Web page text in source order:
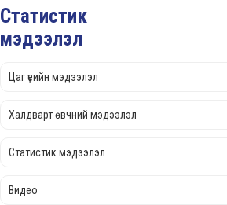
Статистик
мэдээлэл
Цаг үеийн мэдээлэл
Халдварт өвчний мэдээлэл
Статистик мэдээлэл
Видео